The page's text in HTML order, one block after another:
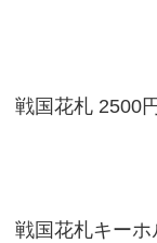
戦国花札 2500
戦国花札キー